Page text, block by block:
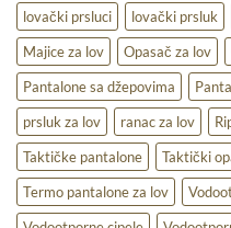
lovački prsluci
lovački prsluk
Majice za lov
Opasač za lov
Pantalone sa džepovima
prsluk za lov
ranac za lov
Taktičke pantalone
Taktički
Termo pantalone za lov